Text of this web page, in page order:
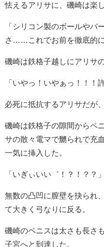
怯えるアリサに、磯崎は楽
「シリコン製のボールやバ
さ……これでお前を徹底的に
磯崎は鉄格子越しにアリサ
「いやっ！いやぁっ！！
必死に抵抗するアリサだが
磯崎は鉄格子の隙間からペ
サの散々電マで嬲られで充
一気に挿入した。
「いぎぃいい゛！？！？？」
無数の凸凹に膣壁を抉られ
て大きく弓なりに反る。
磯崎のペニスは太さも長さ
子宮へと到達した。